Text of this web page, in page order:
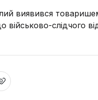
виявився
слідчого